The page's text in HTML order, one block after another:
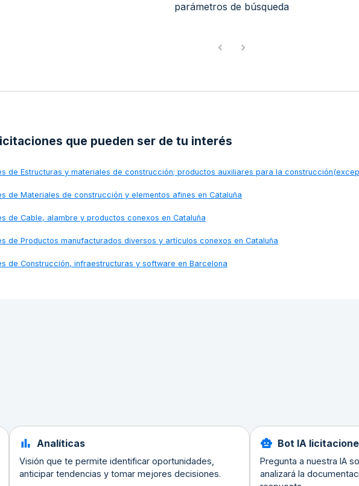
parámetros de búsqueda
que pueden ser de tu interés
de Estructuras y materiales de construcción; productos auxiliares para la
de Materiales de construcción y elementos afines en Cataluña
de Cable, alambre y productos conexos en Cataluña
de Productos manufacturados diversos y artículos conexos en Cataluña
de Construcción, infraestructuras y software en Barcelona
Analíticas
Visión que te permite identificar oportunidades,
anticipar tendencias y tomar mejores decisiones.
Bot IA
Pregunta a nuestra IA
analizará la